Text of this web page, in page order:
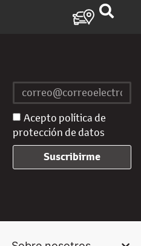
Acepto política de
protección de datos
Suscribirme